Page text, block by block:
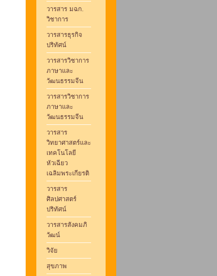
วารสาร มฉก.
วิชาการ
วารสารธุรกิจ
ปริทัศน์
วารสารวิชาการ
ภาษาและ
วัฒนธรรมจีน
วารสารวิชาการ
ภาษาและ
วัฒนธรรมจีน
วารสาร
วิทยาศาสตร์และ
เทคโนโลยี
หัวเฉียว
เฉลิมพระเกียรติ
วารสาร
ศิลปศาสตร์
ปริทัศน์
วารสารสังคมภิ
วัฒน์
วิจัย
สุขภาพ